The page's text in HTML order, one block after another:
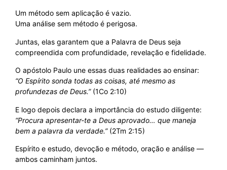
Um método sem aplicação é vazio.
Uma análise sem método é perigosa.
Juntas, elas garantem que a Palavra de Deus seja
compreendida com profundidade, revelação e fidelidade.
O apóstolo Paulo une essas duas realidades ao ensinar:
“O Espírito sonda todas as coisas, até mesmo as
profundezas de Deus.”(1Co 2:10)
E logo depois declara a importância do estudo diligente:
“Procura apresentar-te a Deus aprovado… que maneja
bem a palavra da verdade.”(2Tm 2:15)
Espírito e estudo, devoção e método, oração e análise —
ambos caminham juntos.